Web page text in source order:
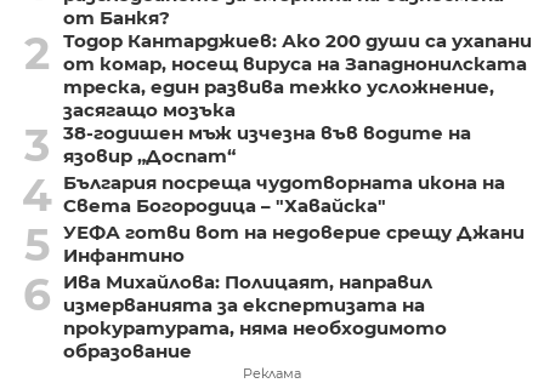
от Банкя?
2
Тодор Кантарджиев: Ако 200 души са ухапани
от комар, носещ вируса на Западнонилската
треска, един развива тежко усложнение,
засягащо мозъка
3
38-годишен мъж изчезна във водите на
язовир „Доспат“
4 България посреща чудотворната икона на
Света Богородица – "Хавайска"
5 УЕФА готви вот на недоверие срещу Джани
Инфантино
6
Ива Михайлова: Полицаят, направил
измерванията за експертизата на
прокуратурата, няма необходимото
образование
Реклама